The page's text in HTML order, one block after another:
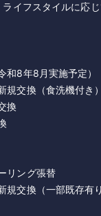
ライフスタイルに応
8年8月実施予定）
規交換（食洗機付き）
換
リング張替
規交換（一部既存有り